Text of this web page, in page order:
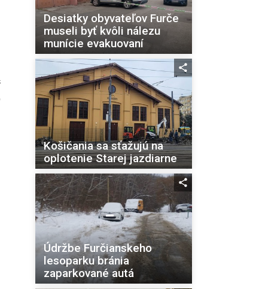
Desiatky obyvateľov Furče
museli byť kvôli nálezu
munície evakuovaní
Košičania sa sťažujú na
oplotenie Starej jazdiarne
Údržbe Furčianskeho
lesoparku bránia
zaparkované autá